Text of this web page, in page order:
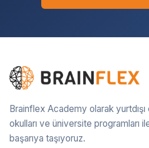
Brainflex Academy olarak yurtdışı
okulları ve üniversite programları
başarıya taşıyoruz.